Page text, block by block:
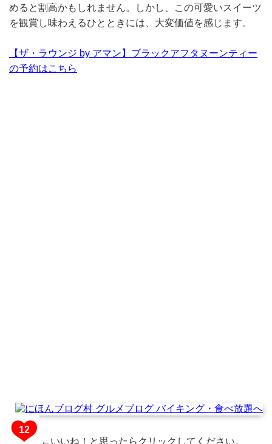
めると割高かもしれません。しかし、この可愛いスイーツ
を観賞し味わえるひとときには、大変価値を感じます。
【ザ・ラウンジ by アマン】ブラックアフタヌーンティー
の予約はこちら
←いいね！と思ったらクリックしてください。